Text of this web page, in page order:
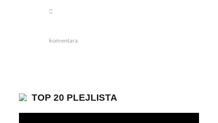
komentara
TOP 20 PLEJLISTA